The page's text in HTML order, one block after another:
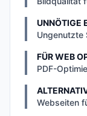
UNNÖTIGE
Ungenutzte
FÜR WEB
PDF-
Webseiten